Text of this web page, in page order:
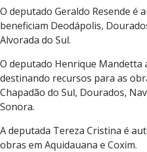
O deputado Geraldo Resende é
beneficiam Deodápolis,
Alvorada do Sul.
O deputado Henrique Mandetta
destinando recursos para as
Chapadão do Sul, Dourados,
Sonora.
A deputada Tereza Cristina é
obras em Aquidauana e Coxim.